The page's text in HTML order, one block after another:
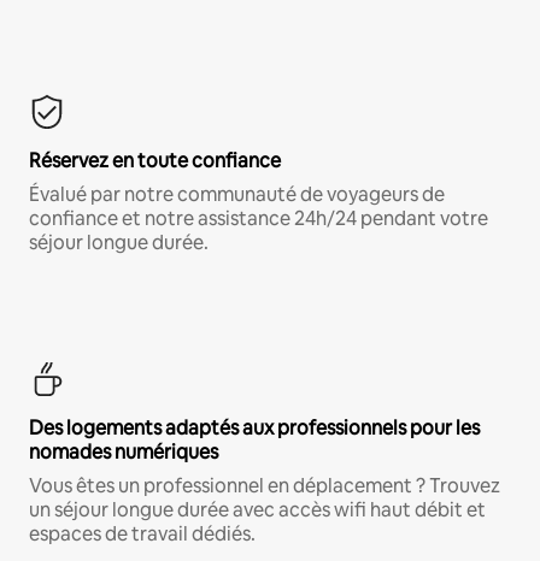
Réservez en toute confiance
Évalué par notre communauté de voyageurs de
confiance et notre assistance 24h/24 pendant votre
séjour longue durée.
Des logements adaptés aux professionnels pour les
nomades numériques
Vous êtes un professionnel en déplacement ? Trouvez
un séjour longue durée avec accès wifi haut débit et
espaces de travail dédiés.